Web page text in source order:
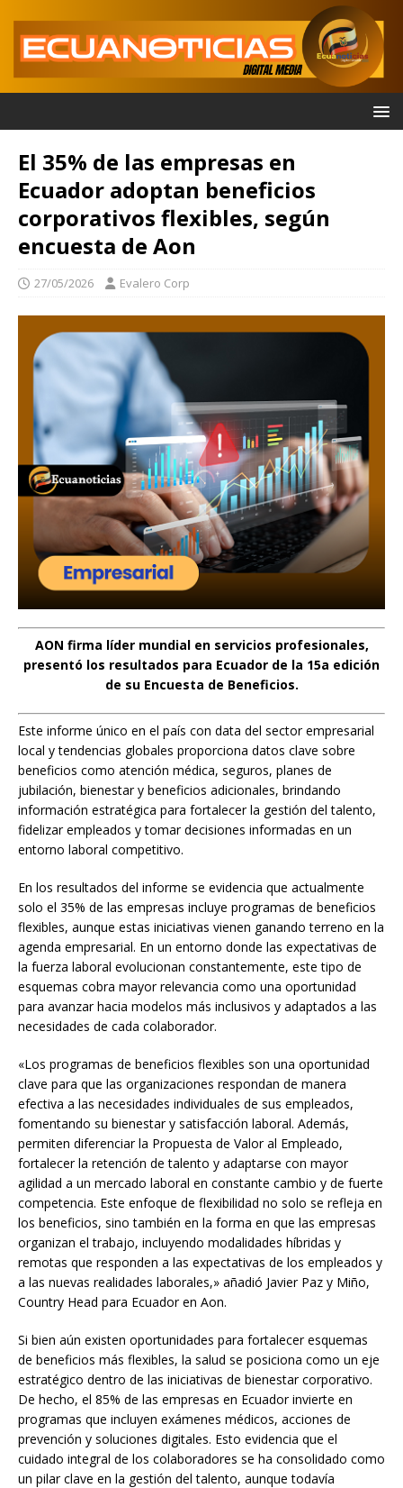
El 35% de las empresas en
Ecuador adoptan beneficios
corporativos flexibles, según
encuesta de Aon
27/05/2026 Evalero Corp
AON firma líder mundial en servicios profesionales,
presentó los resultados para Ecuador de la 15a edición
de su Encuesta de Beneficios.
Este informe único en el país con data del sector empresarial
local y tendencias globales proporciona datos clave sobre
beneficios como atención médica, seguros, planes de
jubilación, bienestar y beneficios adicionales, brindando
información estratégica para fortalecer la gestión del talento,
fidelizar empleados y tomar decisiones informadas en un
entorno laboral competitivo.
En los resultados del informe se evidencia que actualmente
solo el 35% de las empresas incluye programas de beneficios
flexibles, aunque estas iniciativas vienen ganando terreno en la
agenda empresarial. En un entorno donde las expectativas de
la fuerza laboral evolucionan constantemente, este tipo de
esquemas cobra mayor relevancia como una oportunidad
para avanzar hacia modelos más inclusivos y adaptados a las
necesidades de cada colaborador.
«Los programas de beneficios flexibles son una oportunidad
clave para que las organizaciones respondan de manera
efectiva a las necesidades individuales de sus empleados,
fomentando su bienestar y satisfacción laboral. Además,
permiten diferenciar la Propuesta de Valor al Empleado,
fortalecer la retención de talento y adaptarse con mayor
agilidad a un mercado laboral en constante cambio y de fuerte
competencia. Este enfoque de flexibilidad no solo se refleja en
los beneficios, sino también en la forma en que las empresas
organizan el trabajo, incluyendo modalidades híbridas y
remotas que responden a las expectativas de los empleados y
a las nuevas realidades laborales,» añadió Javier Paz y Miño,
Country Head para Ecuador en Aon.
Si bien aún existen oportunidades para fortalecer esquemas
de beneficios más flexibles, la salud se posiciona como un eje
estratégico dentro de las iniciativas de bienestar corporativo.
De hecho, el 85% de las empresas en Ecuador invierte en
programas que incluyen exámenes médicos, acciones de
prevención y soluciones digitales. Esto evidencia que el
cuidado integral de los colaboradores se ha consolidado como
un pilar clave en la gestión del talento, aunque todavía